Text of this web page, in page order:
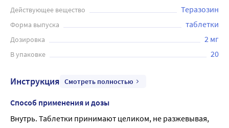
Действующее вещество Теразозин
Форма выпуска таблетки
Дозировка 2 мг
В упаковке 20
Инструкция Смотреть полностью
Способ применения и дозы
Внутрь. Таблетки принимают целиком, не разжевывая,